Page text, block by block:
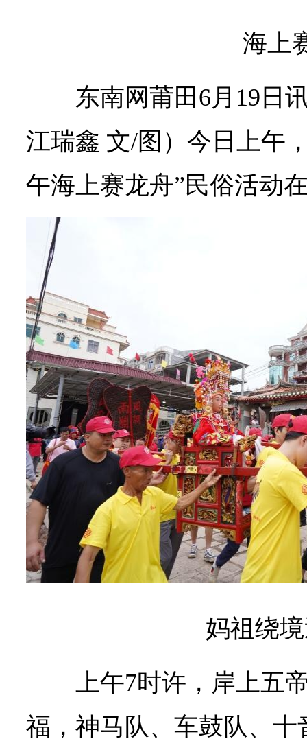
海上
东南网莆田6月19日
江瑞鑫 文/图）今日上午
午海上赛龙舟”民俗活动
妈祖绕
上午7时许，岸上五
福，神马队、车鼓队、